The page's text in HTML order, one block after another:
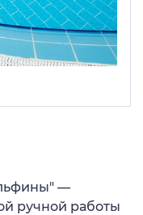
—
ручной работы